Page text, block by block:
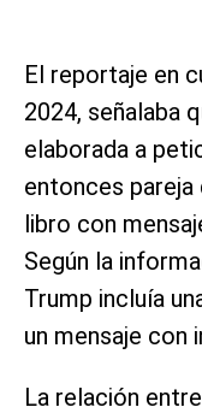
El reportaje en
2024, señalaba
elaborada a
entonces
libro con
Según la
Trump incluía
un mensaje con
La relación